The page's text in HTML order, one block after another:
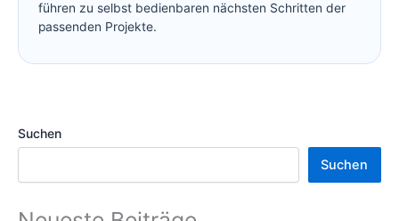
führen zu selbst bedienbaren nächsten Schritten der
passenden Projekte.
Suchen
Suchen